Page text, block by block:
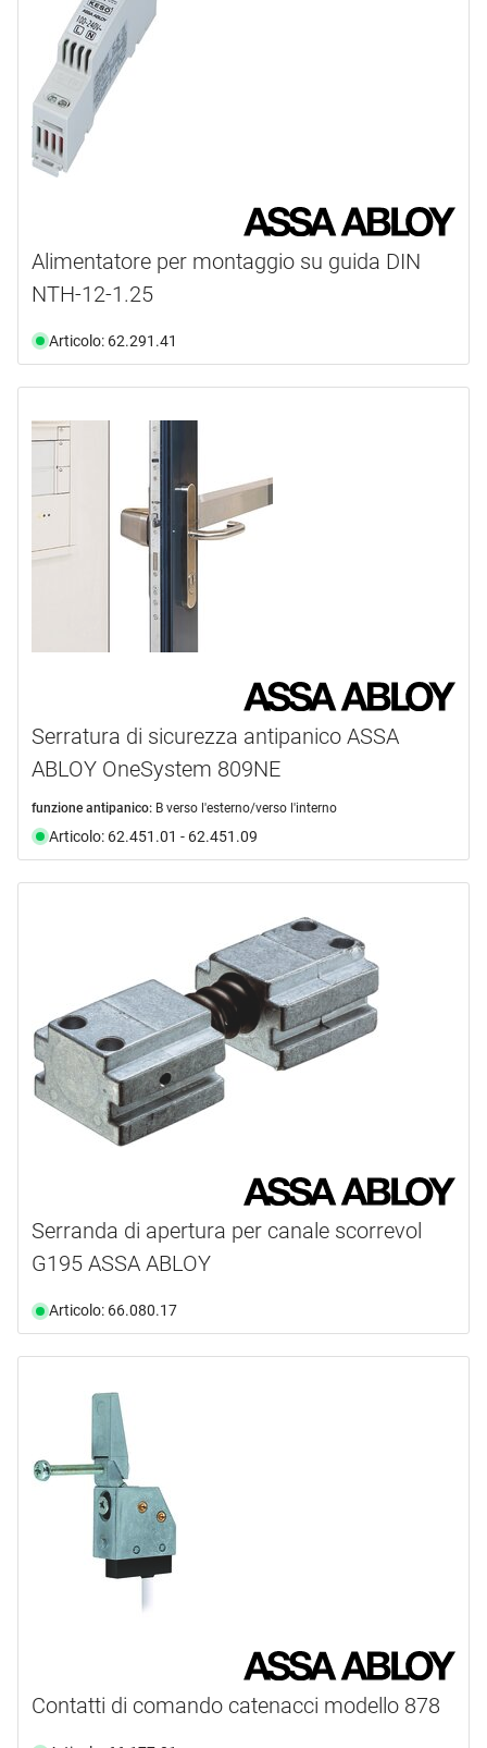
Alimentatore per montaggio su guida DIN
NTH-12-1.25
Articolo: 62.291.41
Serratura di sicurezza antipanico ASSA
ABLOY OneSystem 809NE
funzione antipanico: B verso l'esterno/verso l'interno
Articolo: 62.451.01 - 62.451.09
Serranda di apertura per canale scorrevol
G195 ASSA ABLOY
Articolo: 66.080.17
Contatti di comando catenacci modello 878